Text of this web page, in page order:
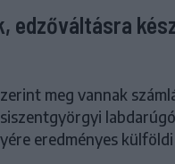
edzőváltásra
meg vannak
eredményes